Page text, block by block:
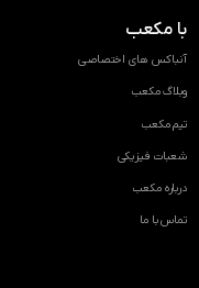
با مکعب
آنباکس های اختصاصی
وبلاگ مکعب
تیم مکعب
شعبات فیزیکی
درباره مکعب
تماس با ما